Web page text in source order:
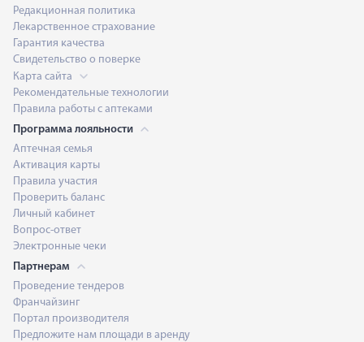
Редакционная политика
Лекарственное страхование
Гарантия качества
Свидетельство о поверке
Карта сайта
Рекомендательные технологии
Правила работы с аптеками
Программа лояльности
Аптечная семья
Активация карты
Правила участия
Проверить баланс
Личный кабинет
Вопрос-ответ
Электронные чеки
Партнерам
Проведение тендеров
Франчайзинг
Портал производителя
Предложите нам площади в аренду